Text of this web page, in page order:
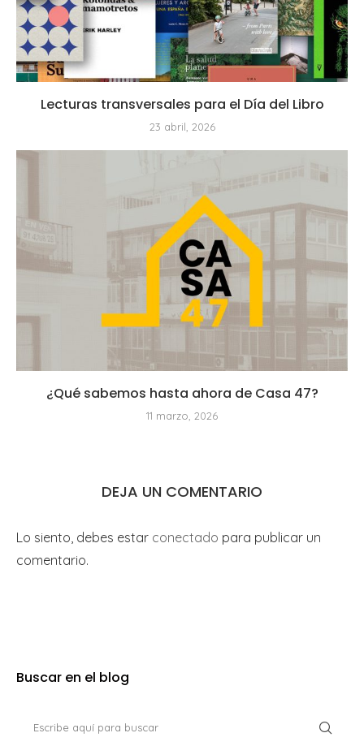
Lecturas transversales para el Día del Libro
23 abril, 2026
¿Qué sabemos hasta ahora de Casa 47?
11 marzo, 2026
DEJA UN COMENTARIO
Lo siento, debes estar conectado para publicar un
comentario.
Buscar en el blog